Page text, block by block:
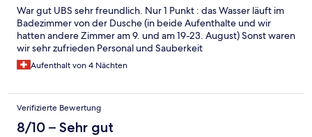
War gut UBS sehr freundlich. Nur 1 Punkt : das Wasser läuft im
Badezimmer von der Dusche (in beide Aufenthalte und wir
hatten andere Zimmer am 9. und am 19-23. August) Sonst waren
wir sehr zufrieden Personal und Sauberkeit
Aufenthalt von 4 Nächten
Verifizierte Bewertung
8/10 – Sehr gut